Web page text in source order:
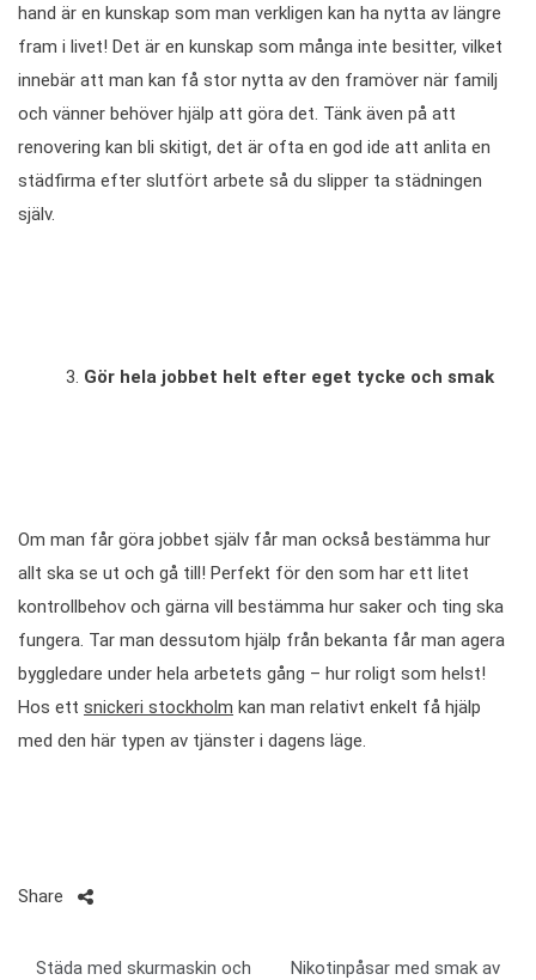
hand är en kunskap som man verkligen kan ha nytta av längre
fram i livet! Det är en kunskap som många inte besitter, vilket
innebär att man kan få stor nytta av den framöver när familj
och vänner behöver hjälp att göra det. Tänk även på att
renovering kan bli skitigt, det är ofta en god ide att anlita en
städfirma efter slutfört arbete så du slipper ta städningen
själv.
Gör hela jobbet helt efter eget tycke och smak
Om man får göra jobbet själv får man också bestämma hur
allt ska se ut och gå till! Perfekt för den som har ett litet
kontrollbehov och gärna vill bestämma hur saker och ting ska
fungera. Tar man dessutom hjälp från bekanta får man agera
byggledare under hela arbetets gång – hur roligt som helst!
Hos ett snickeri stockholm kan man relativt enkelt få hjälp
med den här typen av tjänster i dagens läge.
Share
Städa med skurmaskin och
Nikotinpåsar med smak av